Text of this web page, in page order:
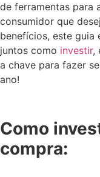
de ferramentas para
consumidor que
benefícios, este guia
juntos como investir,
a chave para fazer
ano!
Como
compra: